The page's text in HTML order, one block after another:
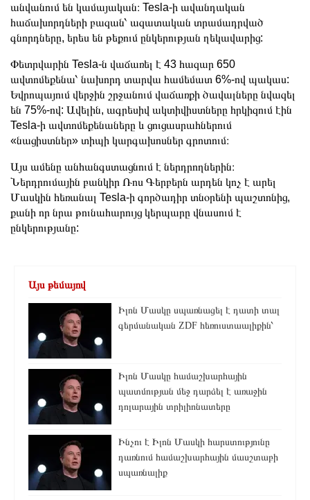
անվանում են կամայական։ Tesla-ի ավանդական
հաճախորդների բազան՝ ազատական ​​տրամադրված
գնորդները, երես են թեքում ընկերության ղեկավարից:
Փետրվարին Tesla-ն վաճառել է 43 հազար 650
ավտոմեքենա՝ նախորդ տարվա համեմատ 6%-ով պակաս:
Եվրոպայում վերջին շրջանում վաճառքի ծավալները նվազել
են 75%-ով: Ավելին, ագրեսիվ ակտիվիստները հրկիզում էին
Tesla-ի ավտոմեքենաները և ցուցասրահներում
«նացիստներ» տիպի կարգախոսներ գրոտում։
Այս ամենը անհանգստացնում է ներդրողներին։
Ներդրումային բանկիր Ռոս Գերբերն արդեն կոչ է արել
Մասկին հեռանալ Tesla-ի գործադիր տնօրենի պաշտոնից,
քանի որ նրա թունահարույց կերպարը վնասում է
ընկերությանը:
Այս թեմայով
Իլոն Մասկը սպառնացել է դատի տալ
գերմանական ZDF հեռուստաալիքին՝
Իլոն Մասկը համաշխարհային
պատմության մեջ դարձել է առաջին
դոլարային տրիլիոնատերը
Ինչու է Իլոն Մասկի հարստությունը
դառնում համաշխարհային մասշտաբի
սպառնալիք